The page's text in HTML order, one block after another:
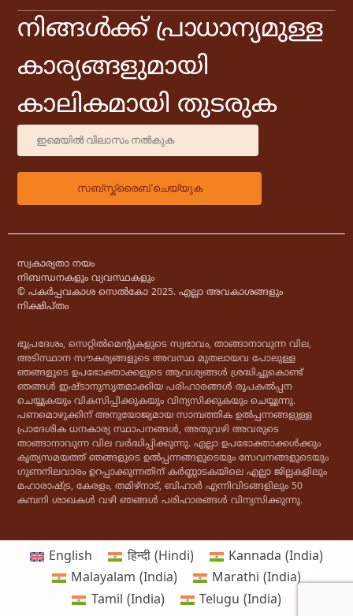
നിങ്ങൾക്ക് പ്രാധാന്യമുള്ള
കാര്യങ്ങളുമായി
കാലികമായി തുടരുക
സ്വകാര്യതാ നയം
നിബന്ധനകളും വ്യവസ്ഥകളും
© പകർപ്പവകാശ സെൽകോ 2025. എല്ലാ അവകാശങ്ങളും
നിക്ഷിപ്തം
ഭൂപ്രദേശം, സെറ്റിൽമെൻ്റുകളുടെ സ്വഭാവം, താങ്ങാനാവുന്ന വില,
അടിസ്ഥാന സൗകര്യങ്ങളുടെ അവസ്ഥ മുതലായവ പോലുള്ള
ഞങ്ങളുടെ ഉപഭോക്താക്കളുടെ ആവശ്യങ്ങൾ ശ്രദ്ധിച്ചുകൊണ്ട്
ഞങ്ങൾ ഇഷ്ടാനുസൃതമാക്കിയ പരിഹാരങ്ങൾ രൂപകൽപ്പന
ചെയ്യുകയും വികസിപ്പിക്കുകയും വിന്യസിക്കുകയും ചെയ്യുന്നു.
പണമൊഴുക്കിന് അനുയോജ്യമായ സാമ്പത്തിക ഉൽപ്പന്നങ്ങളുള്ള
പ്രാദേശിക ധനകാര്യ സ്ഥാപനങ്ങൾ, അതുവഴി അവരുടെ
താങ്ങാനാവുന്ന വില വർദ്ധിപ്പിക്കുന്നു. എല്ലാ ഉപഭോക്താക്കൾക്കും
കൃത്യസമയത്ത് ഞങ്ങളുടെ ഉൽപ്പന്നങ്ങളുടെയും സേവനങ്ങളുടെയും
ഗുണനിലവാരം ഉറപ്പാക്കുന്നതിന് കർണ്ണാടകയിലെ എല്ലാ ജില്ലകളിലും
മഹാരാഷ്ട്ര, കേരളം, തമിഴ്‌നാട്, ബിഹാർ എന്നിവിടങ്ങളിലും 50
കമ്പനി ശാഖകൾ വഴി ഞങ്ങൾ പരിഹാരങ്ങൾ വിന്യസിക്കുന്നു.
English हिन्दी(Hindi)
Kannada (India)
Malayalam (India)
Marathi (India)
Tamil (India)
Telugu (India)